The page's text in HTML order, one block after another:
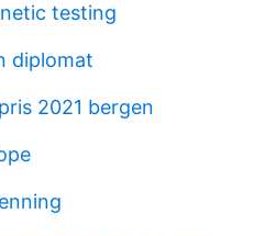
testing
diplomat
2021 bergen